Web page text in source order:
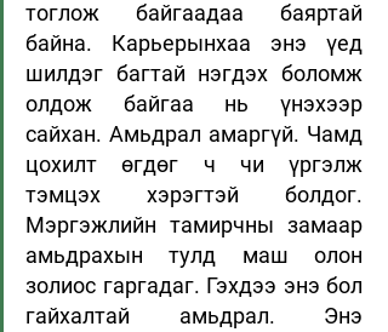
тоглож байгаадаа баяртай
байна. Карьерынхаа энэ үед
шилдэг багтай нэгдэх боломж
олдож байгаа нь үнэхээр
сайхан. Амьдрал амаргүй. Чамд
цохилт өгдөг ч чи үргэлж
тэмцэх хэрэгтэй болдог.
Мэргэжлийн тамирчны замаар
амьдрахын тулд маш олон
золиос гаргадаг. Гэхдээ энэ бол
гайхалтай амьдрал. Энэ